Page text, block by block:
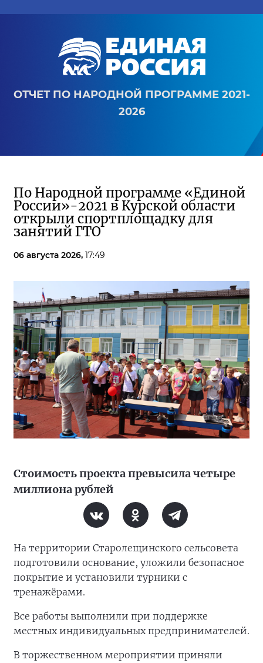
ОТЧЕТ ПО НАРОДНОЙ ПРОГРАММЕ 2021-
2026
По Народной программе «Единой
России»-2021 в Курской области
открыли спортплощадку для
занятий ГТО
06 августа 2026, 17:49
Стоимость проекта превысила четыре
миллиона рублей
На территории Старолещинского сельсовета
подготовили основание, уложили безопасное
покрытие и установили турники с
тренажёрами.
Все работы выполнили при поддержке
местных индивидуальных предпринимателей.
В торжественном мероприятии приняли